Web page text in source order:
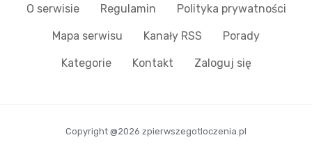
O serwisie Regulamin Polityka prywatności
Mapa serwisu Kanały RSS Porady
Kategorie Kontakt Zaloguj się
Copyright @2026 zpierwszegotloczenia.pl